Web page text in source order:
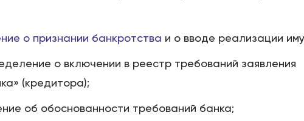
о признании банкротства и о вводе реализации
о включении в реестр требований заявления
(кредитора);
об обоснованности требований банка;Дела